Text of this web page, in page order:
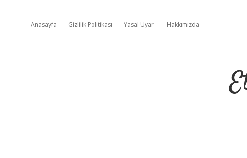
Anasayfa Gizlilik Politikası Yasal Uyarı Hakkımızda